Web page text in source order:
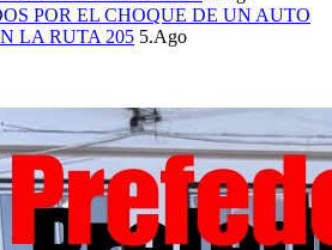
POR EL CHOQUE DE UN AUTO
LA RUTA 205 5.Ago